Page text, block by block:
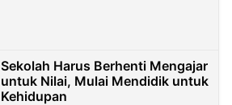
Sekolah Harus Berhenti Mengajar
untuk Nilai, Mulai Mendidik untuk
Kehidupan